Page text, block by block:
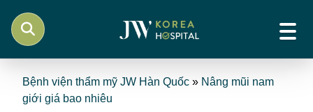
Bệnh viện thẩm mỹ JW Hàn Quốc » Nâng mũi nam
giới giá bao nhiêu